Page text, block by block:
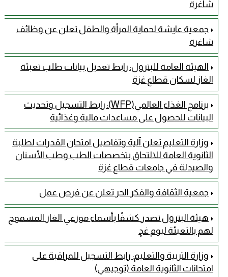
شاغرة
جمعية عايشة لحماية المرأة والطفل تعلن عن وظائف
شاغرة
الهيئة العامة للبترول: رابط تعديل بيانات طلب تعبئة
الغاز لسكان قطاع غزة
برنامج الغذاء العالمي(WFP): رابط التسجيل وتحديث
البيانات للحصول على مساعدات مالية وغذائية
وزارة التعليم تعلن آلية وتفاصيل امتحان القدرات لطلبة
الثانوية العامة للالتحاق بتخصصات الطب وطب الأسنان
والصيدلة في جامعات قطاع غزة
جمعية الثقافة والفكر الحر تعلن عن فرص عمل
هيئة البترول تصدر كشفًا بأسماء موزعي الغاز المسموح
لهم بالتعبئة ليوم غدٍ
وزارة التربية والتعليم: رابط التسجيل للمراقبة على
امتحانات الثانوية العامة (توجيهي)